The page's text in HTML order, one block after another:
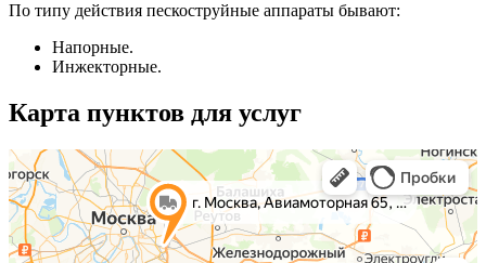
По типу действия пескоструйные аппараты бывают:
Напорные.
Инжекторные.
Карта пунктов для услуг